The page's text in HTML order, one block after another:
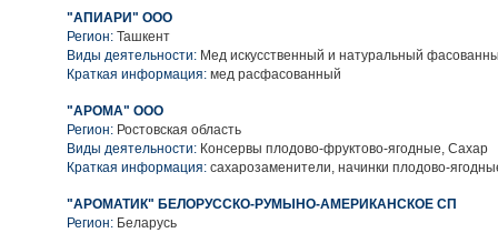
"АПИАРИ" ООО
Регион: Ташкент
Виды деятельности: Мед искусственный и натуральный
Краткая информация: мед расфасованный
"АРОМА" ООО
Регион: Ростовская область
Виды деятельности: Консервы плодово-фруктово-ягодные, Сахар
Краткая информация: сахарозаменители, начинки плодово-
"АРОМАТИК" БЕЛОРУССКО-РУМЫНО-АМЕРИКАНСКОЕ СП
Регион: Беларусь